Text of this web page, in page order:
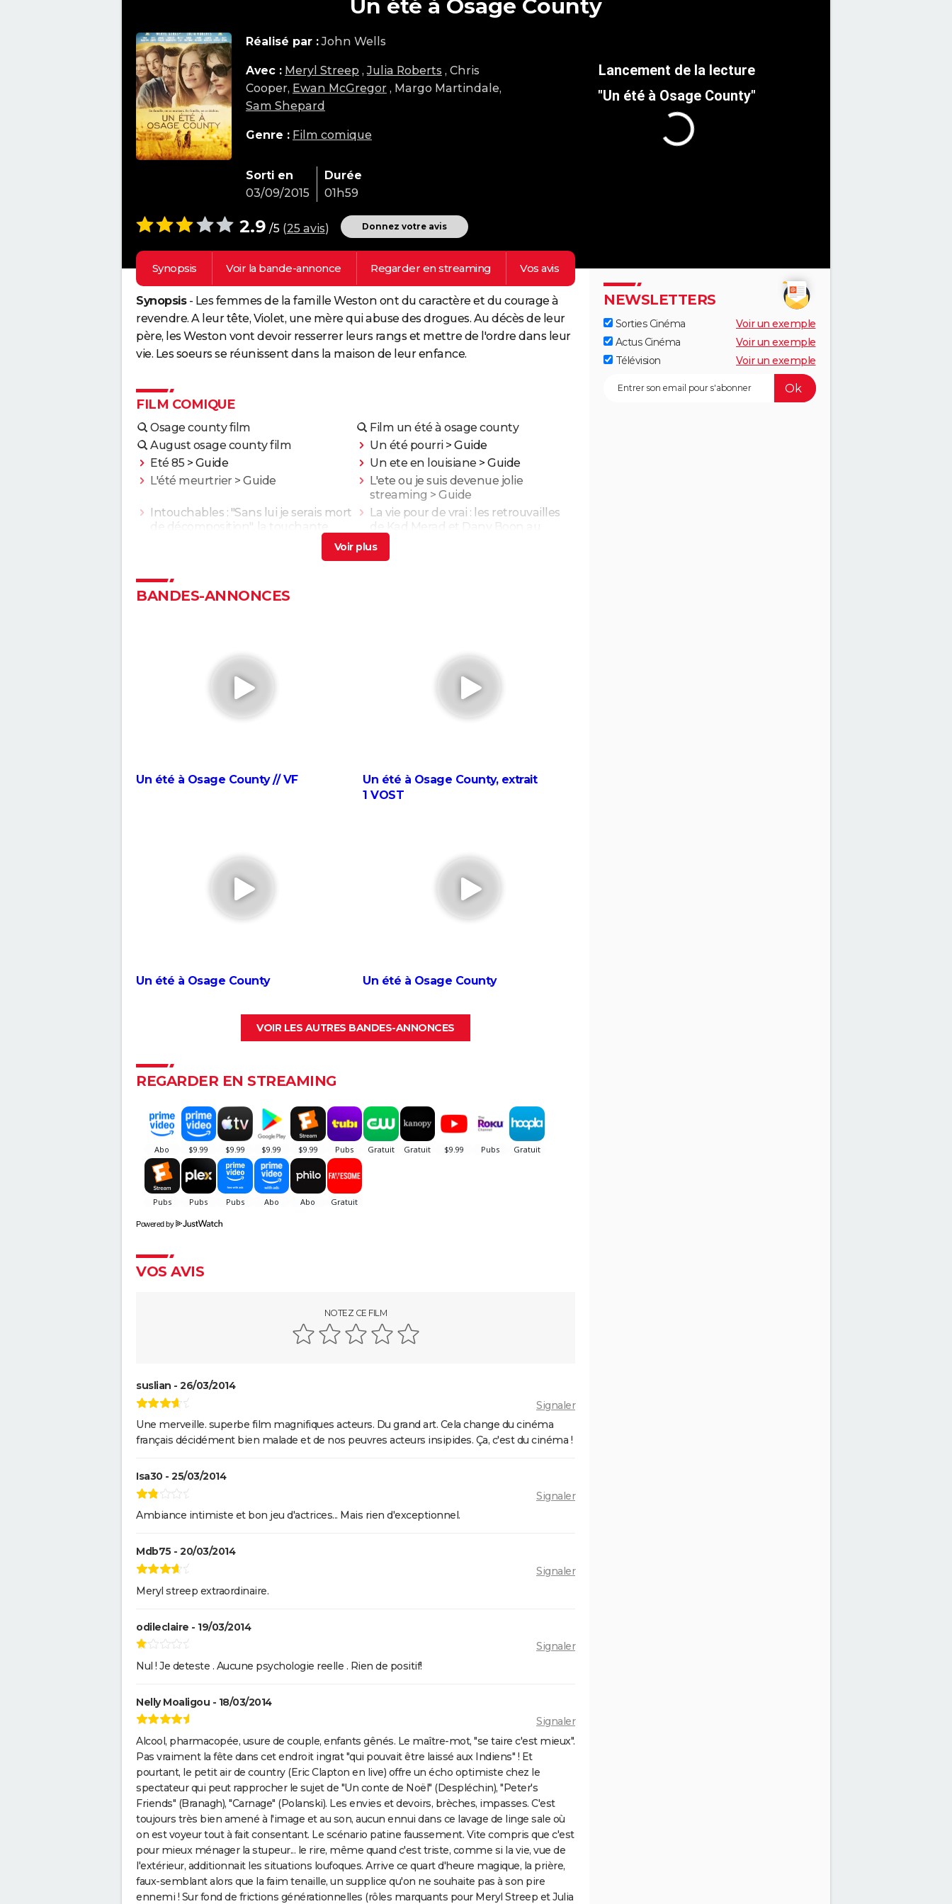
Un été à Osage County
"Un été à Osage County"
Réalisé par : John Wells
Avec : Meryl Streep ,Julia Roberts , Chris
Cooper, Ewan McGregor , Margo Martindale,
Sam Shepard
Genre : Film comique
Sorti en
03/09/2015
Durée
01h59
2.9 /5 (25 avis) Donnez votre avis
Synopsis Voir la bande-annonce Regarder enstreaming Vosavis
Synopsis- Les femmes de la famille Weston ont du caractère et du courage à
revendre. A leur tête, Violet, une mère qui abuse des drogues. Au décès de leur
père, les Weston vont devoir resserrer leurs rangs et mettre de l'ordre dans leur
vie. Les soeurs se réunissent dans la maison de leur enfance.
FILM COMIQUE
Osage county film
Film un été à osage county
August osage county film
Un été pourri> Guide
Eté 85> Guide Un ete en louisiane > Guide
L'été meurtrier> Guide
L'ete ou je suis devenue jolie
streaming > Guide
Intouchables : "Sans lui je serais mort
de décomposition", la touchante
La vie pour de vrai : les retrouvailles
de Kad Merad et Dany Boon au
cinéma
existé, un célèbre acteur français
s'est même fait piéger
Funès s'est entraîné pendant trois
mois pour cette scène qui ne dure
aura-t-il droit à une suite ?
Kaamelott, premier volet : quand
sort la suite du film au cinéma ?
fait une bourde lors du tournage,
l'avez-vous remarquée à l'écran ?
Blanc a été "terrible" pour Jean-Paul
Les Aventures de Rabbi Jacob
L'Origine du monde
OSS 117 3 : que disent les critiques sur
Monty Python, Sacré Graal
Gaston Lagaffe : intrigue, avis,
streaming... Tout sur l'adaptation de
BANDES-ANNONCES
Un été à Osage County // VF
Un été à Osage County, extrait
1 VOST
Un été à Osage County Un été à Osage County
VOIR LES AUTRES BANDES-ANNONCES
REGARDER EN STREAMING
Powered by
VOS AVIS
NOTEZ CE FILM
suslian - 26/03/2014
Signaler
Une merveille. superbe film magnifiques acteurs. Du grand art. Cela change du cinéma
français décidément bien malade et de nos peuvres acteurs insipides. Ça, c'est du cinéma !
Isa30 - 25/03/2014
Signaler
Ambiance intimiste et bon jeu d'actrices... Mais rien d'exceptionnel.
Mdb75 - 20/03/2014
Signaler
Meryl streep extraordinaire.
odileclaire - 19/03/2014
Signaler
Nul ! Je deteste . Aucune psychologie reelle . Rien de positif!
Nelly Moaligou - 18/03/2014
Signaler
Alcool, pharmacopée, usure de couple, enfants gênés. Le maître-mot, "se taire c'est mieux".
Pas vraiment la fête dans cet endroit ingrat "qui pouvait être laissé aux Indiens" ! Et
pourtant, le petit air de country (Eric Clapton en live) offre un écho optimiste chez le
spectateur qui peut rapprocher le sujet de "Un conte de Noël" (Despléchin), "Peter's
Friends" (Branagh), "Carnage" (Polanski). Les envies et devoirs, brèches, impasses. C'est
toujours très bien amené à l'image et au son, aucun ennui dans ce lavage de linge sale où
on est voyeur tout à fait consentant. Le scénario patine faussement. Vite compris que c'est
pour mieux ménager la stupeur... le rire, même quand c'est triste, comme si la vie, vue de
l'extérieur, additionnait les situations loufoques. Arrive ce quart d'heure magique, la prière,
faux-semblant alors que la faim tenaille, un supplice qu'on ne souhaite pas à son pire
ennemi ! Sur fond de frictions générationnelles (rôles marquants pour Meryl Streep et Julia
NEWSLETTERS
Sorties Cinéma
Voir un exemple
Actus Cinéma
Voir un exemple
Télévision
Voir un exemple